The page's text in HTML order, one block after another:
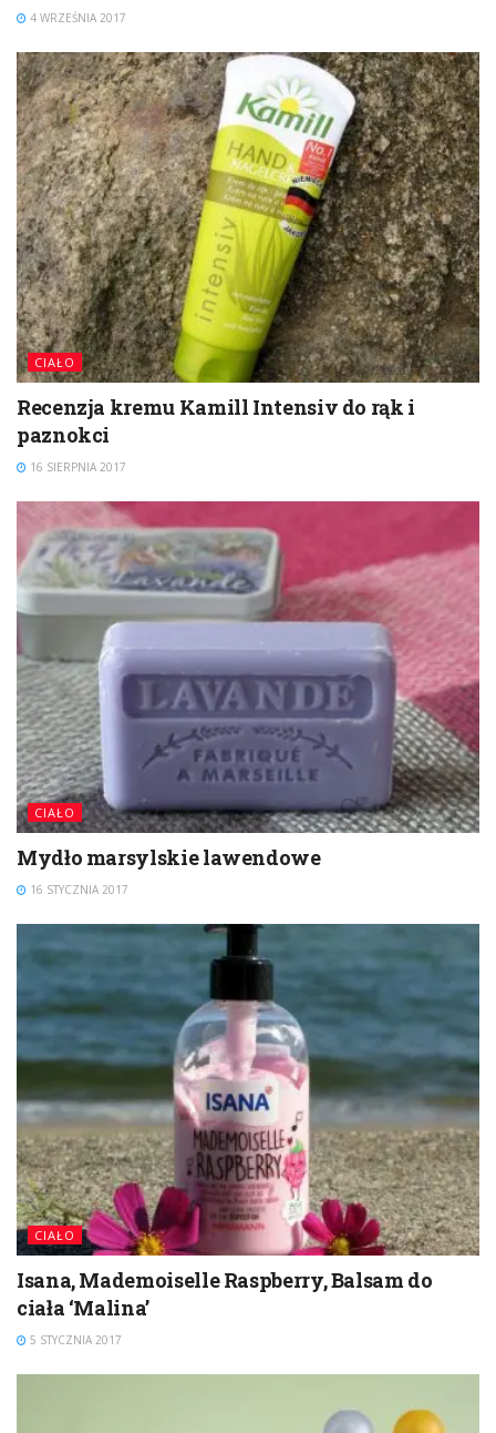
4 WRZEŚNIA 2017
CIAŁO
Recenzja kremu Kamill Intensiv do rąk i
paznokci
16 SIERPNIA 2017
CIAŁO
Mydło marsylskie lawendowe
16 STYCZNIA 2017
CIAŁO
Isana, Mademoiselle Raspberry, Balsam do
ciała ‘Malina’
5 STYCZNIA 2017